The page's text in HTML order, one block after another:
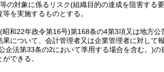
の対象に係るリスク(組織目的の達成を阻害する
を実施するものとする。
(昭和22年政令第16号)第168条の4第3項又は地方公
について、会計管理者又は企業管理者に対して
企法第33条の2において準用する場合を含む。)の
できる。